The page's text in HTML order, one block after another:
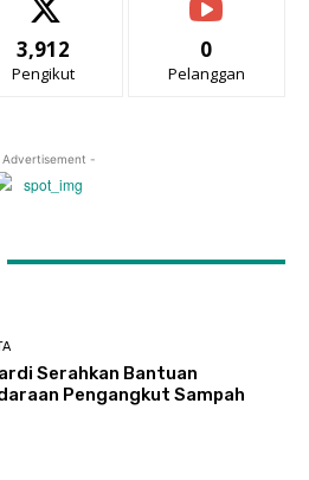
3,912
Pengikut
0
Pelanggan
-
Serahkan Bantuan
Pengangkut Sampah